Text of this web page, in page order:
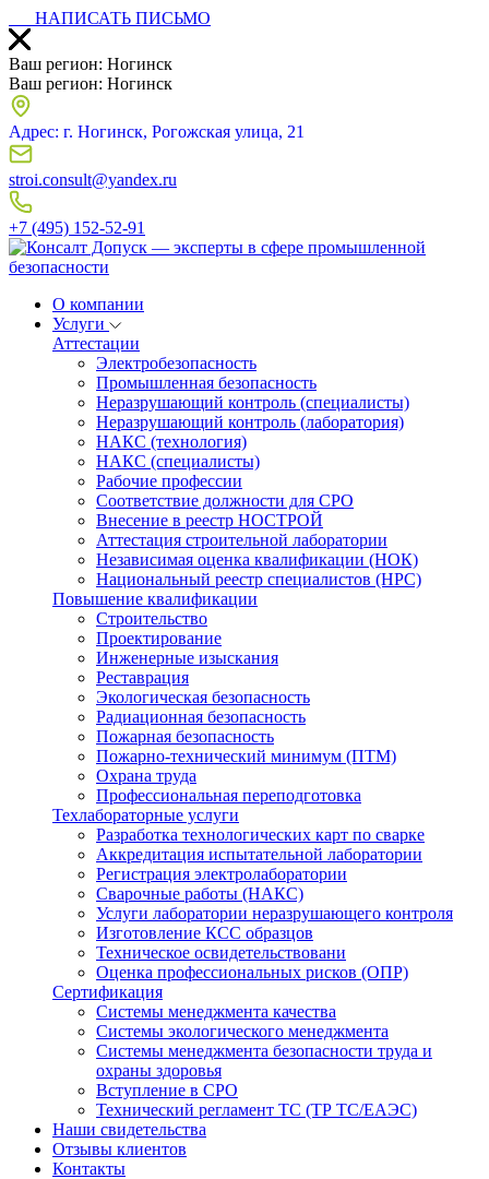
НАПИСАТЬ ПИСЬМО
Ваш регион: Ногинск
Ваш регион: Ногинск
Адрес: г. Ногинск, Рогожская улица, 21
stroi.consult@yandex.ru
+7 (495) 152-52-91
О компании
Услуги
Аттестации
Электробезопасность
Промышленная безопасность
Неразрушающий контроль (специалисты)
Неразрушающий контроль (лаборатория)
НАКС (технология)
НАКС (специалисты)
Рабочие профессии
Соответствие должности для СРО
Внесение в реестр НОСТРОЙ
Аттестация строительной лаборатории
Независимая оценка квалификации (НОК)
Национальный реестр специалистов (НРС)
Повышение квалификации
Строительство
Проектирование
Инженерные изыскания
Реставрация
Экологическая безопасность
Радиационная безопасность
Пожарная безопасность
Пожарно-технический минимум (ПТМ)
Охрана труда
Профессиональная переподготовка
Техлабораторные услуги
Разработка технологических карт по сварке
Аккредитация испытательной лаборатории
Регистрация электролаборатории
Сварочные работы (НАКС)
Услуги лаборатории неразрушающего контроля
Изготовление КСС образцов
Техническое освидетельствовани
Оценка профессиональных рисков (ОПР)
Сертификация
Системы менеджмента качества
Системы экологического менеджмента
Системы менеджмента безопасности труда и
охраны здоровья
Вступление в СРО
Технический регламент ТС (ТР ТС/ЕАЭС)
Наши свидетельства
Отзывы клиентов
Контакты